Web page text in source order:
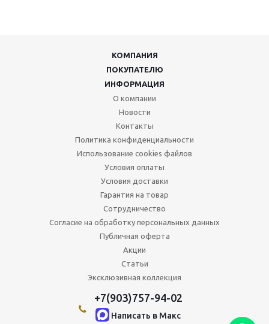
КОМПАНИЯ
ПОКУПАТЕЛЮ
ИНФОРМАЦИЯ
О компании
Новости
Контакты
Политика конфиденциальности
Использование cookies файлов
Условия оплаты
Условия доставки
Гарантия на товар
Сотрудничество
Согласие на обработку персональных данных
Публичная оферта
Акции
Статьи
Эксклюзивная коллекция
+7(903)757-94-02
Написать в Maкс